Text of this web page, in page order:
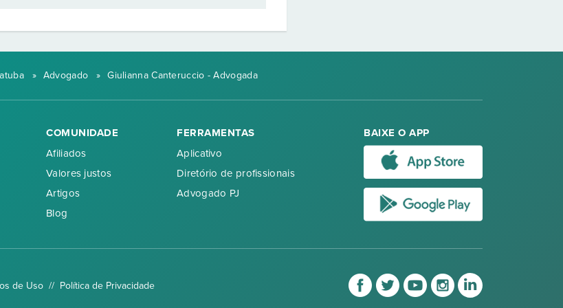
» Advogado » Giulianna Canteruccio - Advogada
COMUNIDADE
Afiliados
Valores justos
Artigos
Blog
FERRAMENTAS
Aplicativo
Diretório de profissionais
Advogado PJ
BAIXE O APP
de Uso// Política de Privacidade